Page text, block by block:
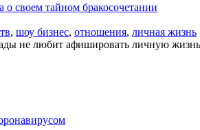
своем тайном бракосочетании
, шоу бизнес, отношения, личная жизнь
не любит афишировать личную